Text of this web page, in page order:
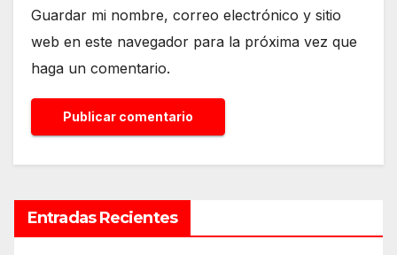
Guardar mi nombre, correo electrónico y sitio
web en este navegador para la próxima vez que
haga un comentario.
Entradas Recientes